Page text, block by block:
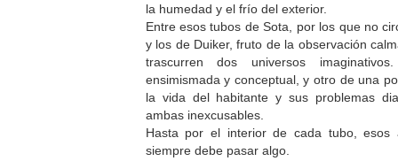
la humedad y el frío del exterior.
Entre esos tubos de Sota, por los que no
y los de Duiker, fruto de la observación
trascurren dos universos
ensimismada y conceptual, y otro de una
la vida del habitante y sus problemas
ambas inexcusables.
Hasta por el interior de cada tubo, esos
siempre debe pasar algo.